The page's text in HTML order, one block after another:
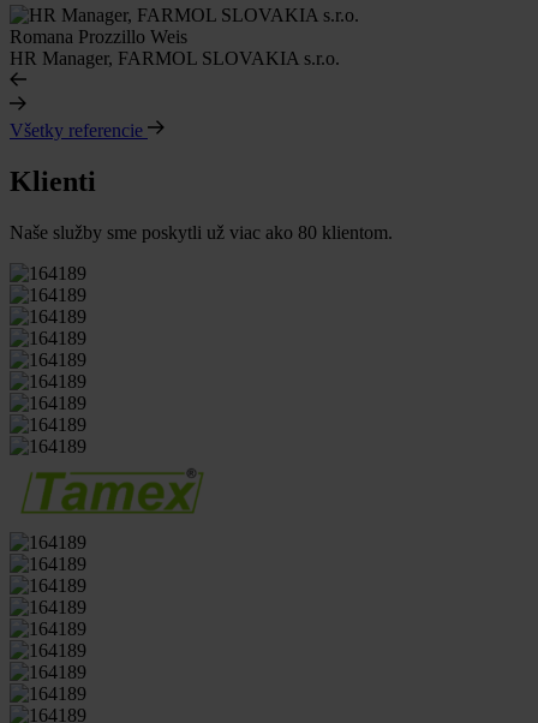
Romana Prozzillo Weis
HR Manager, FARMOL SLOVAKIA s.r.o.
Všetky referencie
Klienti
Naše služby sme poskytli už viac ako 80 klientom.